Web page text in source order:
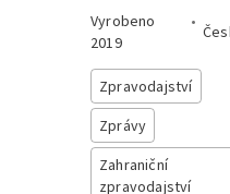
Vyrobeno
2019
•
Zpravodajství
Zprávy
Zahraniční
zpravodajství